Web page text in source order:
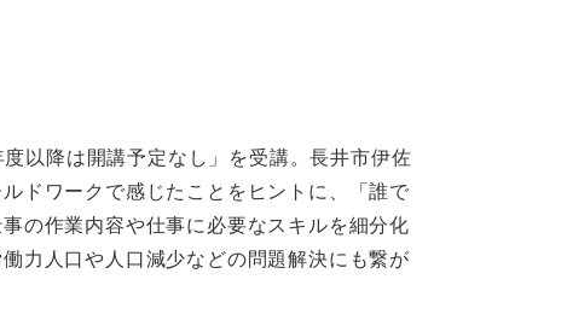
以降は開講予定なし」を受講。長井市伊佐
ドワークで感じたことをヒントに、「誰で
の作業内容や仕事に必要なスキルを細分化
力人口や人口減少などの問題解決にも繋が